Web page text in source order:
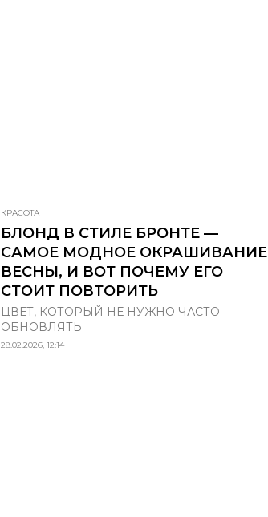
КРАСОТА
БЛОНД В СТИЛЕ БРОНТЕ —
САМОЕ МОДНОЕ ОКРАШИВАНИЕ
ВЕСНЫ, И ВОТ ПОЧЕМУ ЕГО
СТОИТ ПОВТОРИТЬ
ЦВЕТ, КОТОРЫЙ НЕ НУЖНО ЧАСТО
ОБНОВЛЯТЬ
28.02.2026, 12:14